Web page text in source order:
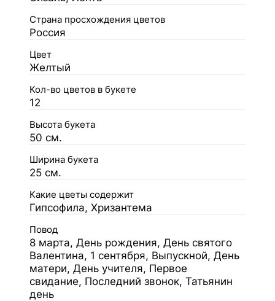
Страна просхождения цветов
Россия
Цвет
Желтый
Кол-во цветов в букете
12
Высота букета
50 см.
Ширина букета
25 см.
Какие цветы содержит
Гипсофила, Хризантема
Повод
8 марта, День рождения, День святого
Валентина, 1 сентября, Выпускной, День
матери, День учителя, Первое
свидание, Последний звонок, Татьянин
день